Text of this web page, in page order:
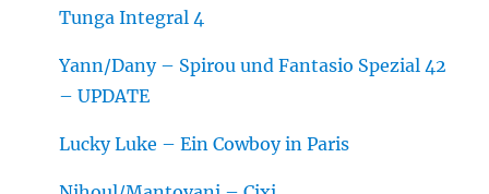
Tunga Integral 4
Yann/Dany – Spirou und Fantasio Spezial 42
– UPDATE
Lucky Luke – Ein Cowboy in Paris